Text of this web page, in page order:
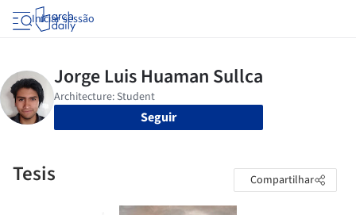
Iniciar sessão
Seguir
Tesis Compartilhar